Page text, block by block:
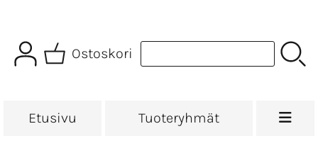
Ostoskori
Etusivu Tuoteryhmät